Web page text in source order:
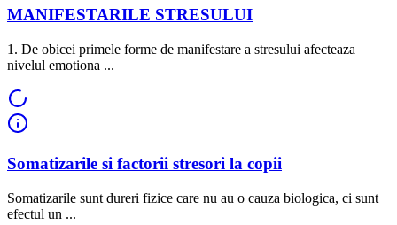
MANIFESTARILE STRESULUI
1. De obicei primele forme de manifestare a stresului afecteaza
nivelul emotiona ...
Somatizarile si factorii stresori la copii
Somatizarile sunt dureri fizice care nu au o cauza biologica, ci sunt
efectul un ...